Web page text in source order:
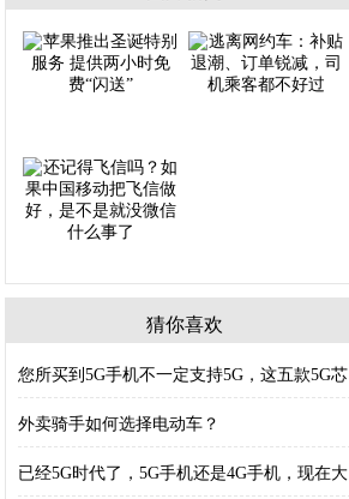
猜你喜欢
您所买到5G手机不一定支持5G，这五款5G芯
外卖骑手如何选择电动车？
已经5G时代了，5G手机还是4G手机，现在大